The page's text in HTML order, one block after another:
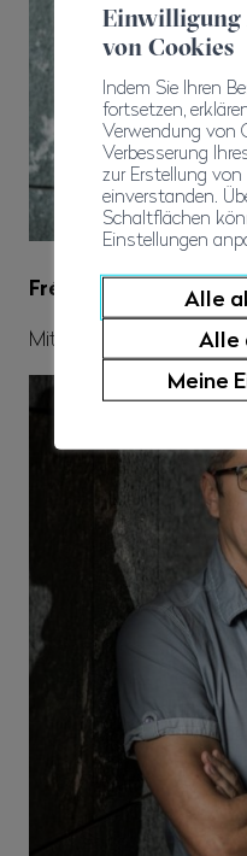
Frédéric Lambiel
Mitglied Unterwallis
Einwilligung
von Cookies
Indem Sie Ihren
fortsetzen,
Verwendung von
Verbesserung
zur Erstellung
einverstanden.
Schaltflächen
Einstellungen
Alle
Alle
Meine